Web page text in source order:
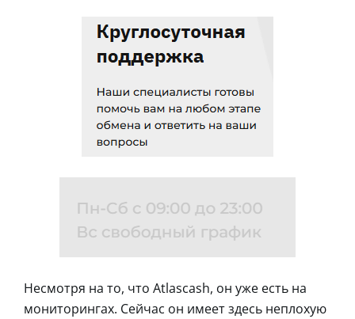
Несмотря на то, что Atlascash, он уже есть на
мониторингах. Сейчас он имеет здесь неплохую